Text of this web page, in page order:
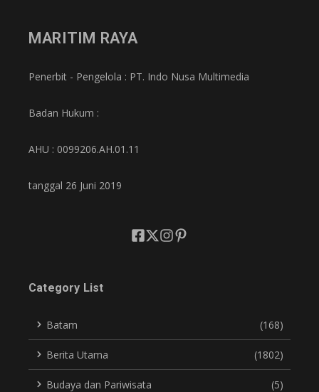
MARITIM RAYA
Penerbit - Pengelola : PT. Indo Nusa Multimedia
Badan Hukum :
AHU : 0099206.AH.01.11
tanggal 26 Juni 2019
Category List
Batam (168)
Berita Utama (1802)
Budaya dan Pariwisata (5)